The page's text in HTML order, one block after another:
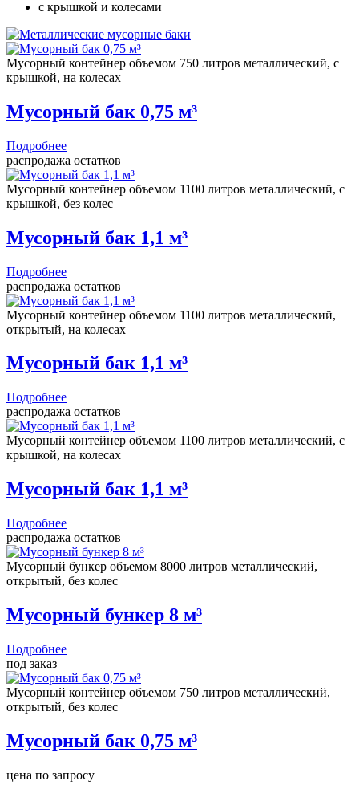
с крышкой и колесами
Мусорный контейнер объемом 750 литров металлический, с
крышкой, на колесах
Мусорный бак 0,75 м³
Подробнее
распродажа остатков
Мусорный контейнер объемом 1100 литров металлический, с
крышкой, без колес
Мусорный бак 1,1 м³
Подробнее
распродажа остатков
Мусорный контейнер объемом 1100 литров металлический,
открытый, на колесах
Мусорный бак 1,1 м³
Подробнее
распродажа остатков
Мусорный контейнер объемом 1100 литров металлический, с
крышкой, на колесах
Мусорный бак 1,1 м³
Подробнее
распродажа остатков
Мусорный бункер объемом 8000 литров металлический,
открытый, без колес
Мусорный бункер 8 м³
Подробнее
под заказ
Мусорный контейнер объемом 750 литров металлический,
открытый, без колес
Мусорный бак 0,75 м³
цена по запросу